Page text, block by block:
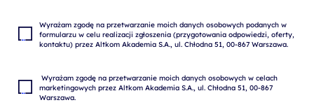
Wyrażam zgodę na przetwarzanie moich danych osobowych podanych w
formularzu w celu realizacji zgłoszenia (przygotowania odpowiedzi, oferty,
marketingowych przez Altkom Akademia S.A., ul. Chłodna 51, 00-867